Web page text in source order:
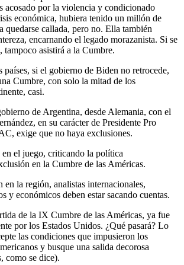
acosado por la violencia y condicionado
económica, hubiera tenido un millón de
quedarse callada, pero no. Ella también
encarnando el legado morazanista. Si se
tampoco asistirá a la Cumbre.
países, si el gobierno de Biden no retrocede,
Cumbre, con solo la mitad de los
casi.
de Argentina, desde Alemania, con el
en su carácter de Presidente Pro
exige que no haya exclusiones.
en el juego, criticando la política
en la Cumbre de las Américas.
en la región, analistas internacionales,
y económicos deben estar sacando cuentas.
de la IX Cumbre de las Américas, ya fue
por los Estados Unidos. ¿Qué pasará? Lo
las condiciones que impusieron los
y busque una salida decorosa
como se dice).